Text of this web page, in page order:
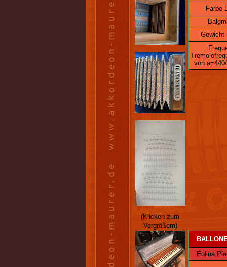
(Klicken zum
Vergrößern)
Farbe
Gewicht
von
Eolina